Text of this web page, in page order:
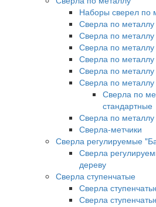
Наборы сверел по
Сверла по металлу
Сверла по
Сверла по металлу
Сверла по
Сверла по
Сверла по
Сверла по
стандартные
Сверла по
Сверла-метчики
Сверла регулируемые
Сверла
дереву
Сверла ступенчатые
Сверла
Сверла